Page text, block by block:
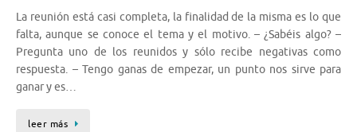
La reunión está casi completa, la finalidad de la misma es lo que
falta, aunque se conoce el tema y el motivo. – ¿Sabéis algo? –
Pregunta uno de los reunidos y sólo recibe negativas como
respuesta. – Tengo ganas de empezar, un punto nos sirve para
ganar y es…
leer más